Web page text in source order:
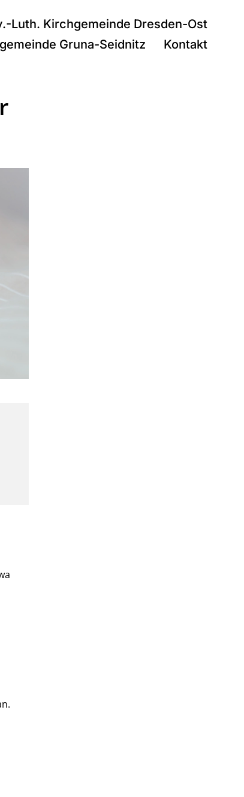
Luth. Kirchgemeinde Dresden-Ost
Gruna-Seidnitz
Kontakt